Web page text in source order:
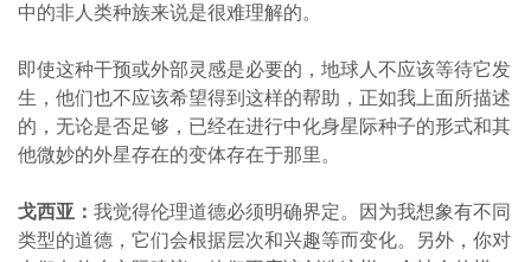
中的非人类种族来说是很难理解的。
即使这种干预或外部灵感是必要的，地球人不应该等待它发
生，他们也不应该希望得到这样的帮助，正如我上面所描述
的，无论是否足够，已经在进行中化身星际种子的形式和其
他微妙的外星存在的变体存在于那里。
戈西亚： 我觉得伦理道德必须明确界定。因为我想象有不同
类型的道德，它们会根据层次和兴趣等而变化。另外，你对